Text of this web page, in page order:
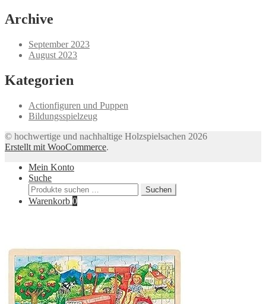
Archive
September 2023
August 2023
Kategorien
Actionfiguren und Puppen
Bildungsspielzeug
© hochwertige und nachhaltige Holzspielsachen 2026
Erstellt mit WooCommerce.
Mein Konto
Suche
Suchen
nach:
Suchen
Warenkorb 0